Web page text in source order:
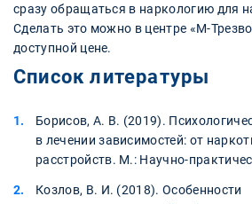
сразу обращаться в наркологию для
Сделать это можно в центре «М-
доступной цене.
Список литературы
Борисов, А. В. (2019).
в лечении зависимостей: от
расстройств. М.: Научно-
Козлов, В. И. (2018). Особенности